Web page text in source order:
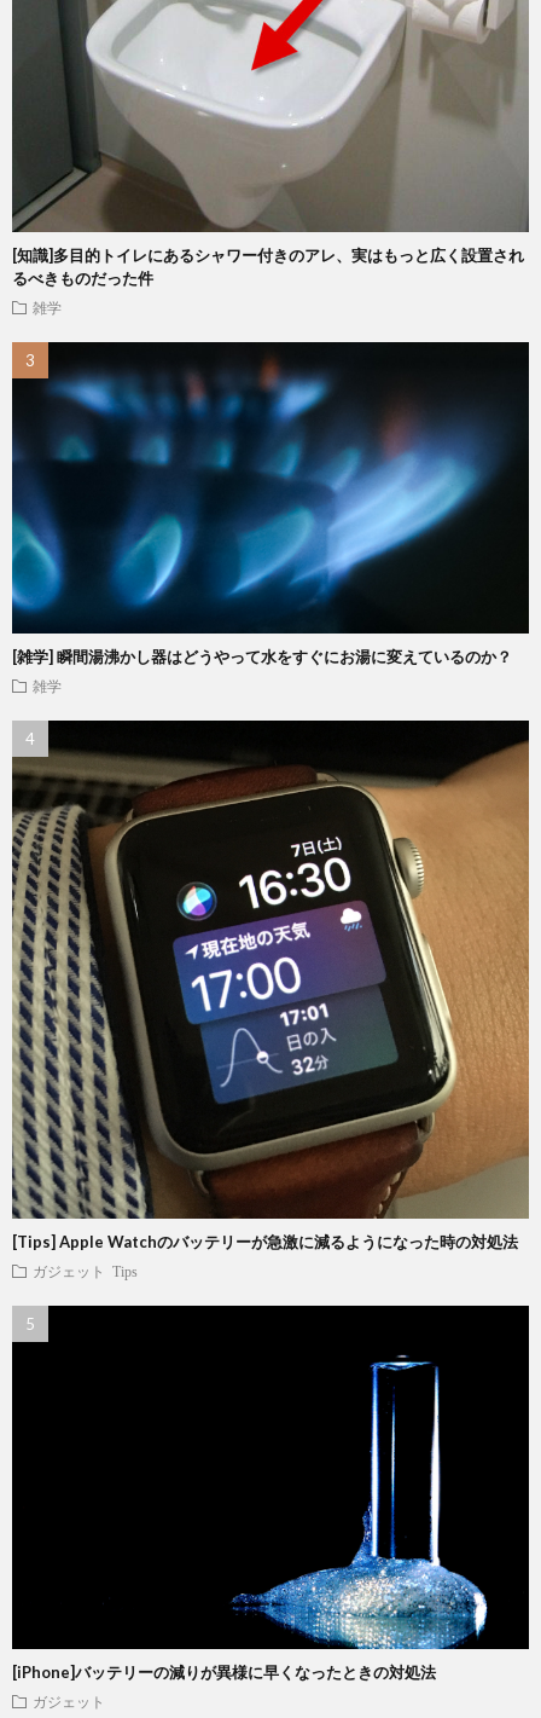
[知識]多目的トイレにあるシャワー付きのアレ、実はもっと広く設置され
るべきものだった件
雑学
[雑学] 瞬間湯沸かし器はどうやって水をすぐにお湯に変えているのか？
雑学
[Tips] Apple Watchのバッテリーが急激に減るようになった時の対処法
ガジェット Tips
[iPhone]バッテリーの減りが異様に早くなったときの対処法
ガジェット